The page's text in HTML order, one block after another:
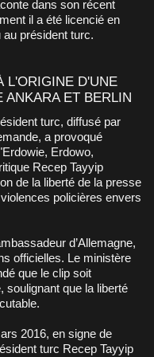
dans son récent
il a été licencié en
au président turc.
L'ORIGINE D'UNE
ANKARA ET BERLIN
a provoqué
Erdowo,
Recep Tayyip
de la liberté de la presse
policières envers
d’Allemagne,
officielles. Le ministère
que le clip soit
soulignant que la liberté
2016, en signe de
turc Recep Tayyip